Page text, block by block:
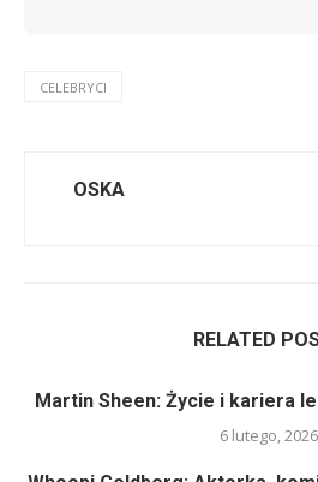
CELEBRYCI
OSKA
RELATED
Martin Sheen: Życie i kariera
6 lutego, 2026